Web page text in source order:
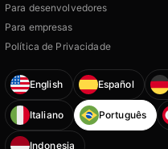
Para desenvolvedores
Para empresas
Política de Privacidade
English Español
Italiano Português
Indonesia